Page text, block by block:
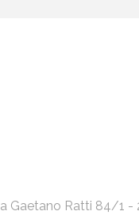
Gaetano Ratti 84/1 -